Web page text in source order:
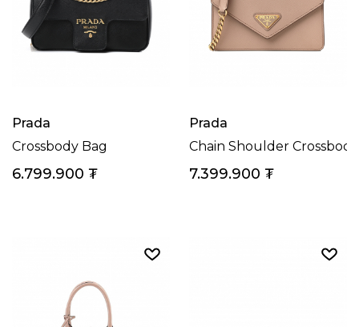
Prada
Crossbody Bag
6.799.900 ₮
Prada
Chain Shoulder Crossbody
7.399.900 ₮